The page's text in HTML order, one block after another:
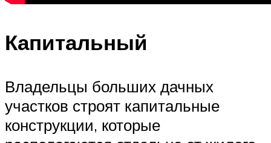
Капитальный
Владельцы больших дачных
участков строят капитальные
конструкции, которые